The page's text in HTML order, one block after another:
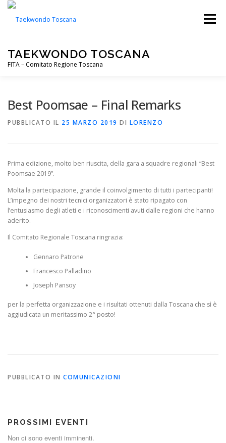
Passa
contenuto
TAEKWONDO TOSCANA
FITA – Comitato Regione Toscana
Menu
Best Poomsae – Final Remarks
PUBBLICATO IL 25 MARZO 2019 DI LORENZO
Prima edizione, molto ben riuscita, della gara a squadre regionali “Best
Poomsae 2019”.
Molta la partecipazione, grande il coinvolgimento di tutti i partecipanti!
L’impegno dei nostri tecnici organizzatori è stato ripagato con
l’entusiasmo degli atleti e i riconoscimenti avuti dalle regioni che hanno
aderito.
Il Comitato Regionale Toscana ringrazia:
Gennaro Patrone
Francesco Palladino
Joseph Pansoy
per la perfetta organizzazione e i risultati ottenuti dalla Toscana che sì è
aggiudicata un meritassimo 2° posto!
PUBBLICATO IN COMUNICAZIONI
PROSSIMI EVENTI
Non ci sono eventi imminenti.